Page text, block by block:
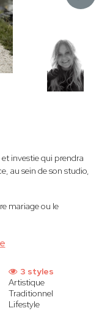
investie qui prendra
au sein de son studio,
mariage ou le
3 styles
Artistique
Traditionnel
Lifestyle